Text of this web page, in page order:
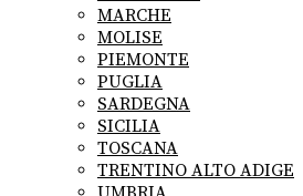
MARCHE
MOLISE
PIEMONTE
PUGLIA
SARDEGNA
SICILIA
TOSCANA
TRENTINO ALTO ADIGE